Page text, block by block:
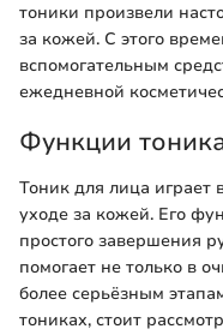
тоники произвели
за кожей. С этого
вспомогательным
ежедневной
Функции
Тоник для лица
уходе за кожей. Его
простого завершения
помогает не только в
более серьёзным
тониках, стоит